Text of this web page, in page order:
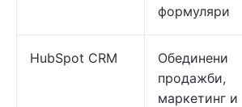
формуляри
HubSpot CRM
Обединени
продажби,
маркетинг и